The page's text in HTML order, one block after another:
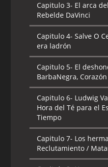
Capitulo 3- El arca
Rebelde DaVinci
Capitulo 4- Salve O
era ladrón
Capitulo 5- El
BarbaNegra,
Capitulo 6- Ludwig
Hora del Té para el
Tiempo
Capitulo 7- Los
Reclutamiento /